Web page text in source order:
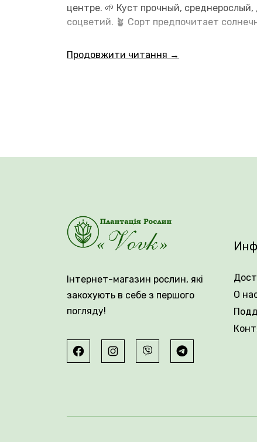
центре. 🌱 Куст прочный,
соцветий. 🪴 Сорт предпочитает
хорошей устойчивостью к мучнистой
Продовжити читання →
Інтернет-магазин рослин, які
закохують в себе з першого
погляду!
О